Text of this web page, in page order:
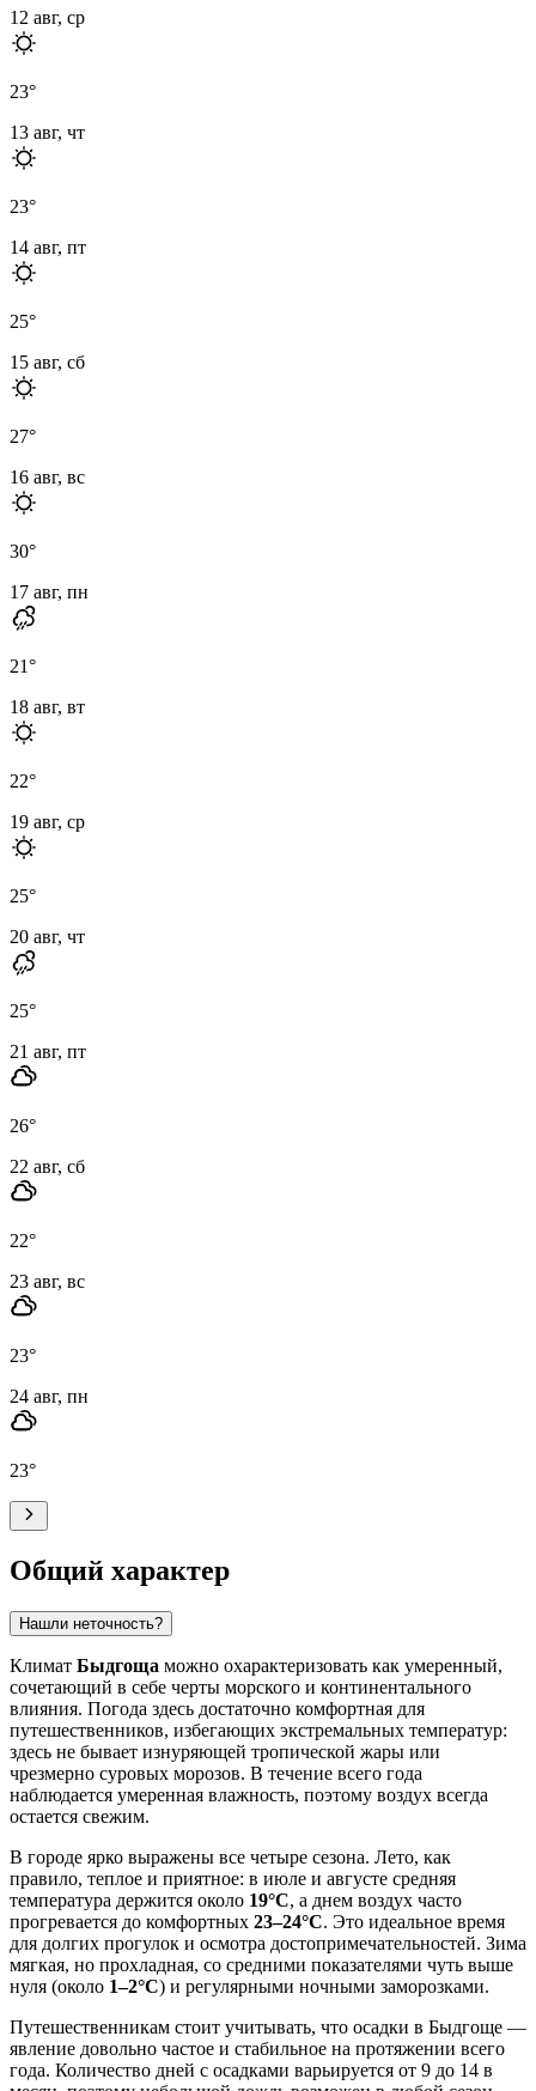
12 авг, ср
23°
13 авг, чт
23°
14 авг, пт
25°
15 авг, сб
27°
16 авг, вс
30°
17 авг, пн
21°
18 авг, вт
22°
19 авг, ср
25°
20 авг, чт
25°
21 авг, пт
26°
22 авг, сб
22°
23 авг, вс
23°
24 авг, пн
23°
Общий характер
Нашли неточность?
Климат Быдгоща можно охарактеризовать как умеренный,
сочетающий в себе черты морского и континентального
влияния. Погода здесь достаточно комфортная для
путешественников, избегающих экстремальных температур:
здесь не бывает изнуряющей тропической жары или
чрезмерно суровых морозов. В течение всего года
наблюдается умеренная влажность, поэтому воздух всегда
остается свежим.
В городе ярко выражены все четыре сезона. Лето, как
правило, теплое и приятное: в июле и августе средняя
температура держится около 19°C, а днем воздух часто
прогревается до комфортных 23–24°C. Это идеальное время
для долгих прогулок и осмотра достопримечательностей. Зима
мягкая, но прохладная, со средними показателями чуть выше
нуля (около 1–2°C) и регулярными ночными заморозками.
Путешественникам стоит учитывать, что осадки в Быдгоще —
явление довольно частое и стабильное на протяжении всего
года. Количество дней с осадками варьируется от 9 до 14 в